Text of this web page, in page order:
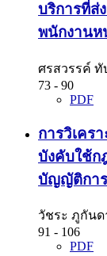
บริการที่ส่
พนักงานห
ศรสวรรค์ ทั
73 - 90
PDF
การวิเคร
บังคับใช้ก
บัญญัติการ
วัชระ ภูกัน
91 - 106
PDF